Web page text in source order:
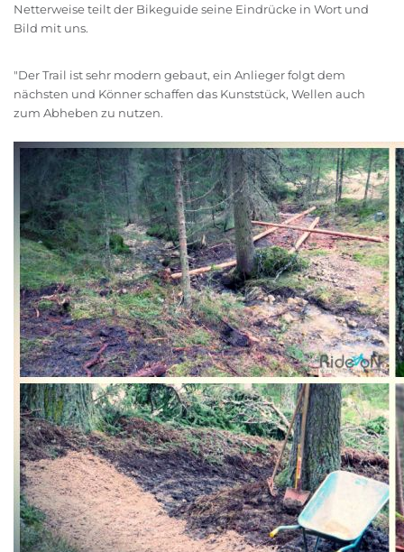
Netterweise teilt der Bikeguide seine Eindrücke in Wort und
Bild mit uns.
"Der Trail ist sehr modern gebaut, ein Anlieger folgt dem
nächsten und Könner schaffen das Kunststück, Wellen auch
zum Abheben zu nutzen.